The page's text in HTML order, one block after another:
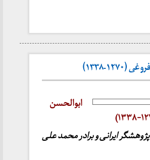
۱۳۳۸)
ابوالحسن
ایرانی و برادر محمد علی